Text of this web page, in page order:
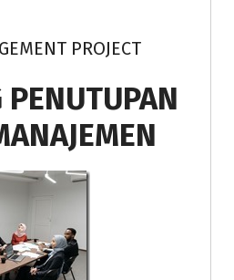
PROJECT